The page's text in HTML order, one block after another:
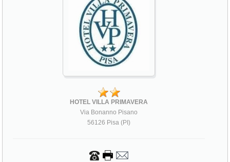
HOTEL VILLA PRIMAVERA
Via Bonanno Pisano
56126 Pisa (PI)